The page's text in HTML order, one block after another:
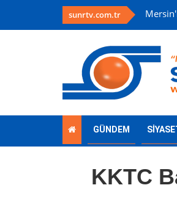
sunrtv.com.tr
GÜNDEM
KKTC